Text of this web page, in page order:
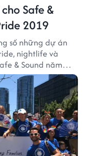
Safe &
2019
số những dự án
nightlife và
& Sound năm
Safe & Sound là tổ
hoạt động trong
em, hỗ trợ gia đình
trẻ em.